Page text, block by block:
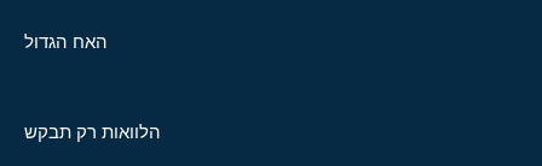
האח הגדול
הלוואות רק תבקש